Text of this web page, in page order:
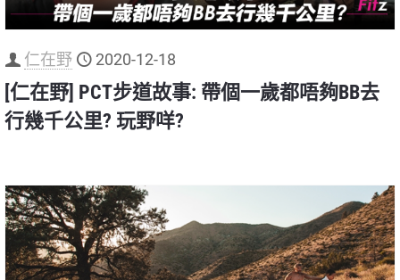
仁在野 2020-12-18
[仁在野] PCT步道故事: 帶個一歲都唔夠BB去
行幾千公里? 玩野咩?